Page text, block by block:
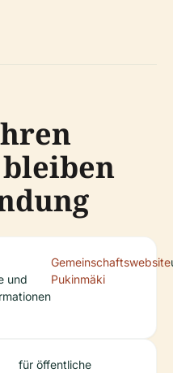
und
Gemeinschaftswebsite
Pukinmäki
für öffentliche